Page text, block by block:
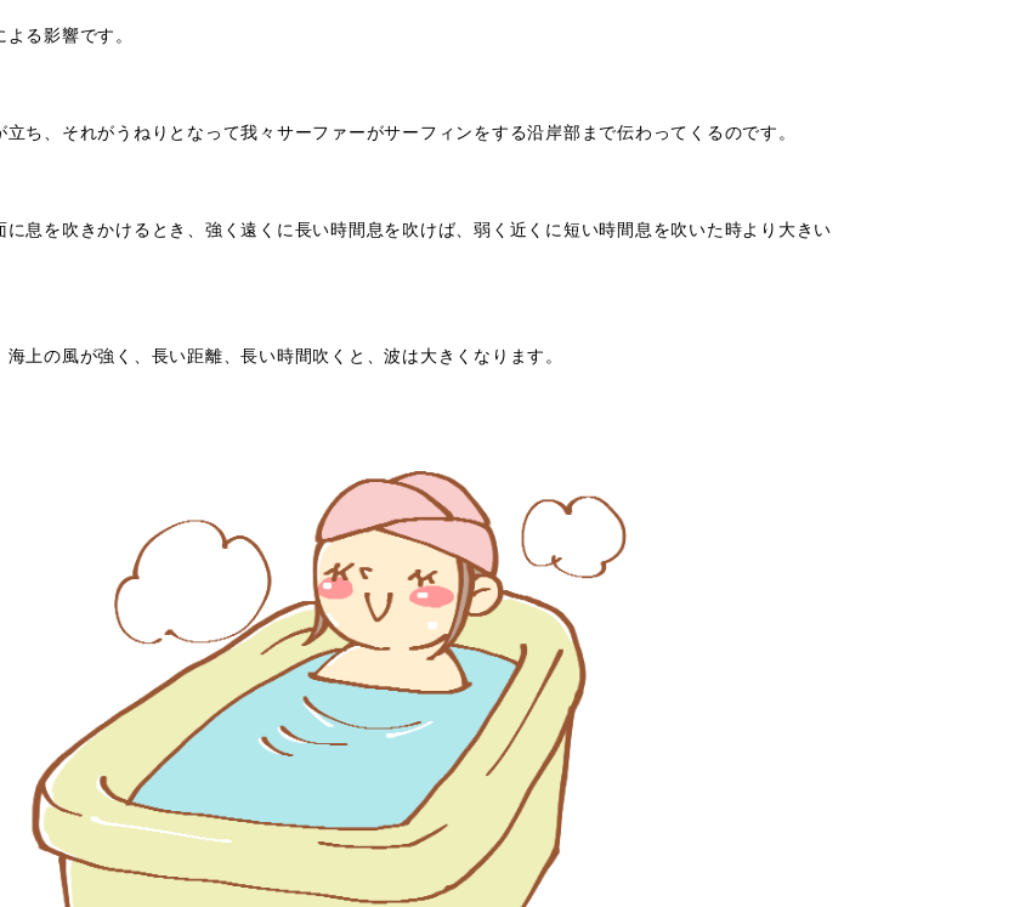
る影響です。
ち、それがうねりとなって我々サーファーがサーフィンをする沿岸部まで伝わってくるのです。
に息を吹きかけるとき、強く遠くに長い時間息を吹けば、弱く近くに短い時間息を吹いた時より大きい
上の風が強く、長い距離、長い時間吹くと、波は大きくなります。